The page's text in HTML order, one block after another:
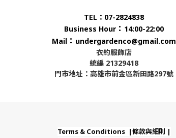
TEL：07-2824838
Business Hour ： 14:00-22:00
Mail ： undergardenco@gmail.com
衣約服飾店
統編 21329418
門市地址：高雄市前金區新田路297號
Terms & Conditions |條款與細則 |